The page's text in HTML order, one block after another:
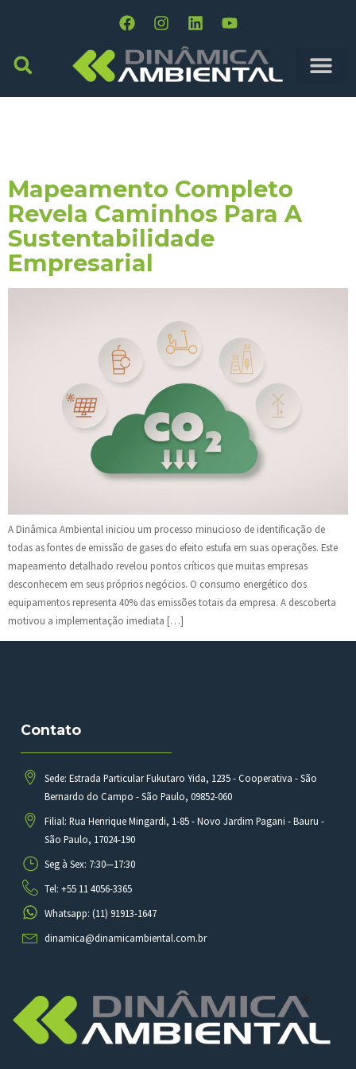
Mapeamento Completo
Revela Caminhos Para A
Sustentabilidade
Empresarial
A Dinâmica Ambiental iniciou um processo minucioso de identificação de
todas as fontes de emissão de gases do efeito estufa em suas operações. Este
mapeamento detalhado revelou pontos críticos que muitas empresas
desconhecem em seus próprios negócios. O consumo energético dos
equipamentos representa 40% das emissões totais da empresa. A descoberta
motivou a implementação imediata […]
Contato
Sede: Estrada Particular Fukutaro Yida, 1235 - Cooperativa - São
Bernardo do Campo - São Paulo, 09852-060
Filial: Rua Henrique Mingardi, 1-85 - Novo Jardim Pagani - Bauru -
São Paulo, 17024-190
Seg à Sex: 7:30—17:30
Tel: +55 11 4056-3365
Whatsapp: (11) 91913-1647
dinamica@dinamicambiental.com.br